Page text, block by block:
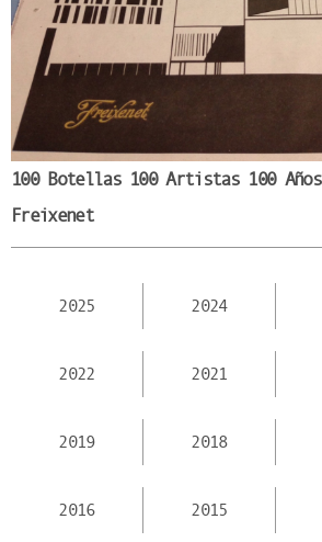
100 Botellas 100 Artistas 100 Años
Freixenet
2025 2024
2022 2021
2019 2018
2016 2015